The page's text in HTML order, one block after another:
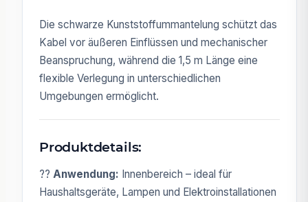
Die schwarze Kunststoffummantelung schützt das
Kabel vor äußeren Einflüssen und mechanischer
Beanspruchung, während die 1,5 m Länge eine
flexible Verlegung in unterschiedlichen
Umgebungen ermöglicht.
Produktdetails:
?? Anwendung: Innenbereich – ideal für
Haushaltsgeräte, Lampen und Elektroinstallationen